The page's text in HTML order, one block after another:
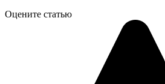
Оцените статью